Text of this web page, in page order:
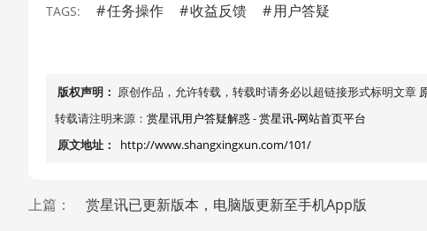
TAGS: 任务操作 收益反馈 用户答疑
版权声明： 原创作品，允许转载，转载时请务必以超链接形式标明文章
转载请注明来源： 赏星讯用户答疑解惑-赏星讯-网站首页平台
原文地址：
http://www.shangxingxun.com/101/
上篇： 赏星讯已更新版本，电脑版更新至手机App版